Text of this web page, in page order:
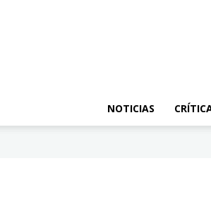
NOTICIAS